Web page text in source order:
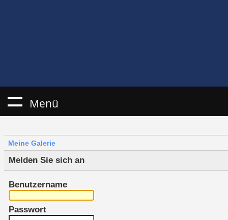
Menü
Meine Galerie
Melden Sie sich an
Benutzername
Passwort